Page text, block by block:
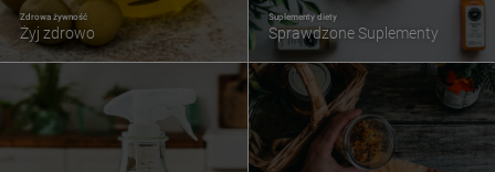
Zdrowa żywność
Żyj zdrowo
Suplementy diety
Sprawdzone Suplementy